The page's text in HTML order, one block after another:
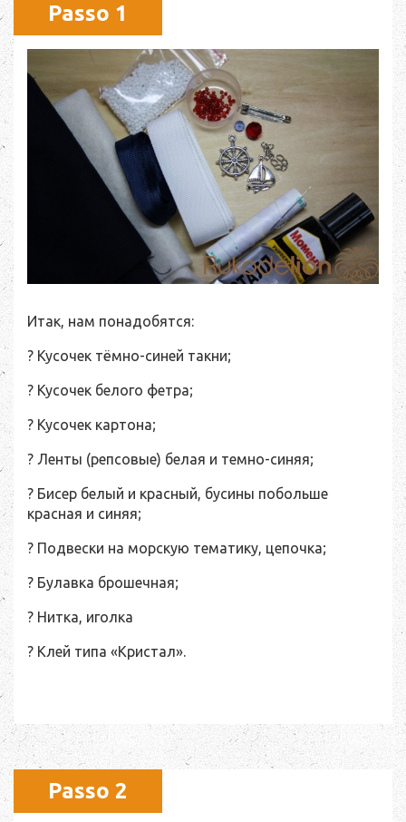
Passo 1
Итак, нам понадобятся:
? Кусочек тёмно-синей такни;
? Кусочек белого фетра;
? Кусочек картона;
? Ленты (репсовые) белая и темно-синяя;
? Бисер белый и красный, бусины побольше
красная и синяя;
? Подвески на морскую тематику, цепочка;
? Булавка брошечная;
? Нитка, иголка
? Клей типа «Кристал».
Passo 2